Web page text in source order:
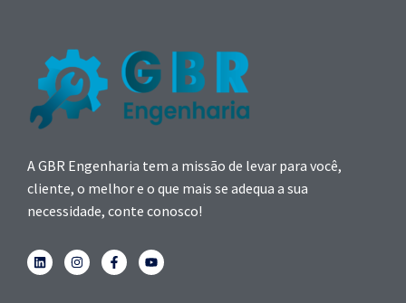
A GBR Engenharia tem a missão de levar para você,
cliente, o melhor e o que mais se adequa a sua
necessidade, conte conosco!